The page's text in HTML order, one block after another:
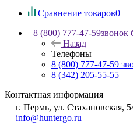
Сравнение товаров0
8 (800) 777-47-59звонок
Назад
Телефоны
8 (800) 777-47-59
8 (342) 205-55-55
Контактная информация
г. Пермь, ул. Стахановская,
info@huntergo.ru